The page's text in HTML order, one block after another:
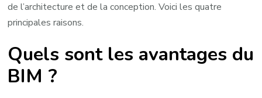
de l’architecture et de la conception. Voici les quatre
principales raisons.
Quels sont les avantages du
BIM ?